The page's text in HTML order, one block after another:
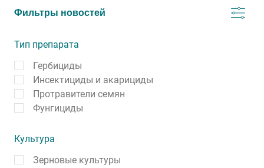
Фильтры новостей
Тип препарата
Гербициды
Инсектициды и акарициды
Протравители семян
Фунгициды
Культура
Зерновые культуры